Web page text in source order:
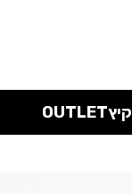
קיץOUTLET